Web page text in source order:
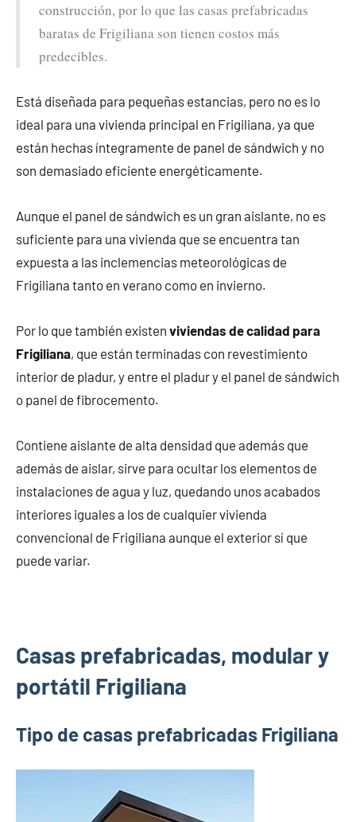
construcción, por lo que las casas prefabricadas
baratas de Frigiliana son tienen costos más
predecibles.
Está diseñada para pequeñas estancias, pero no es lo
ideal para una vivienda principal en Frigiliana, ya que
están hechas íntegramente de panel de sándwich y no
son demasiado eficiente energéticamente.
Aunque el panel de sándwich es un gran aislante, no es
suficiente para una vivienda que se encuentra tan
expuesta a las inclemencias meteorológicas de
Frigiliana tanto en verano como en invierno.
Por lo que también existen viviendas de calidad para
Frigiliana, que están terminadas con revestimiento
interior de pladur, y entre el pladur y el panel de sándwich
o panel de fibrocemento.
Contiene aislante de alta densidad que además que
además de aislar, sirve para ocultar los elementos de
instalaciones de agua y luz, quedando unos acabados
interiores iguales a los de cualquier vivienda
convencional de Frigiliana aunque el exterior sí que
puede variar.
Casas prefabricadas, modular y
portátil Frigiliana
Tipo de casas prefabricadas Frigiliana